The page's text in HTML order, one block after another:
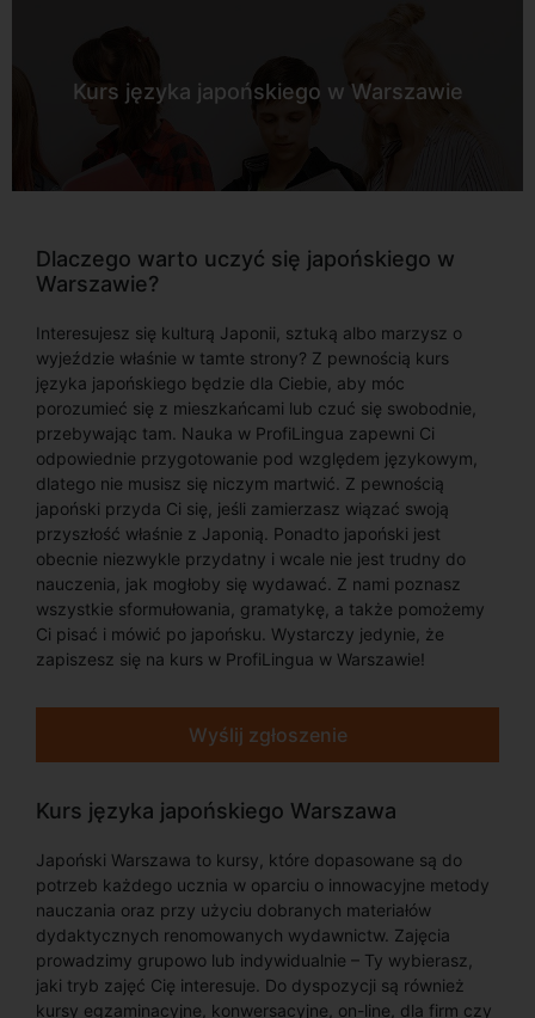
Kurs języka japońskiego w Warszawie
Dlaczego warto uczyć się japońskiego w
Warszawie?
Interesujesz się kulturą Japonii, sztuką albo marzysz o
wyjeździe właśnie w tamte strony? Z pewnością kurs
języka japońskiego będzie dla Ciebie, aby móc
porozumieć się z mieszkańcami lub czuć się swobodnie,
przebywając tam. Nauka w ProfiLingua zapewni Ci
odpowiednie przygotowanie pod względem językowym,
dlatego nie musisz się niczym martwić. Z pewnością
japoński przyda Ci się, jeśli zamierzasz wiązać swoją
przyszłość właśnie z Japonią. Ponadto japoński jest
obecnie niezwykle przydatny i wcale nie jest trudny do
nauczenia, jak mogłoby się wydawać. Z nami poznasz
wszystkie sformułowania, gramatykę, a także pomożemy
Ci pisać i mówić po japońsku. Wystarczy jedynie, że
zapiszesz się na kurs w ProfiLingua w Warszawie!
Wyślij zgłoszenie
Kurs języka japońskiego Warszawa
Japoński Warszawa to kursy, które dopasowane są do
potrzeb każdego ucznia w oparciu o innowacyjne metody
nauczania oraz przy użyciu dobranych materiałów
dydaktycznych renomowanych wydawnictw. Zajęcia
prowadzimy grupowo lub indywidualnie – Ty wybierasz,
jaki tryb zajęć Cię interesuje. Do dyspozycji są również
kursy egzaminacyjne, konwersacyjne, on-line, dla firm czy